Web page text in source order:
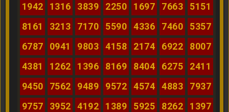
1942
1316 3839 2250 1697 7663
5151
8161
3213 7170 5590 4336 7460
5357
6787
0941 9803 4158 2174 6922
8007
4381
1262 1396 8169 8404 6275
2411
9450
7562 9489 9572 4574 4883
7937
9757
3952 4192 1389 5925 8262
1397